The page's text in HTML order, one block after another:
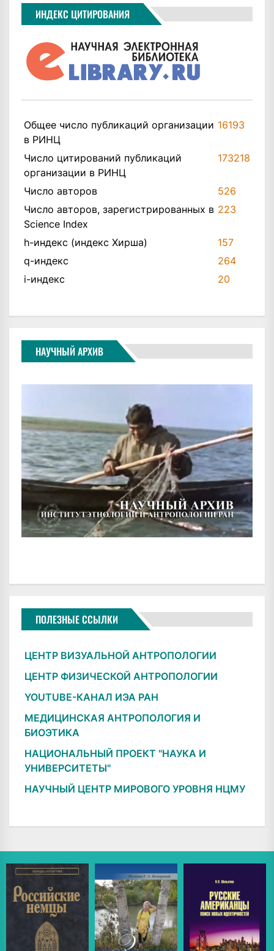
ИНДЕКС ЦИТИРОВАНИЯ
Общее число публикаций организации
в РИНЦ
16193
Число цитирований публикаций
организации в РИНЦ
173218
Число авторов
526
Число авторов, зарегистрированных в
Science Index
223
h-индекс (индекс Хирша)
157
q-индекс
264
i-индекс
20
НАУЧНЫЙ АРХИВ
ПОЛЕЗНЫЕ ССЫЛКИ
ЦЕНТР ВИЗУАЛЬНОЙ АНТРОПОЛОГИИ
ЦЕНТР ФИЗИЧЕСКОЙ АНТРОПОЛОГИИ
YOUTUBE-КАНАЛ ИЭА РАН
МЕДИЦИНСКАЯ АНТРОПОЛОГИЯ И
БИОЭТИКА
НАЦИОНАЛЬНЫЙ ПРОЕКТ "НАУКА И
УНИВЕРСИТЕТЫ"
НАУЧНЫЙ ЦЕНТР МИРОВОГО УРОВНЯ НЦМУ